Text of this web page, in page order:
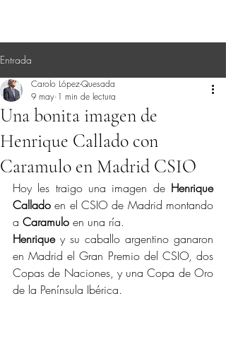
Entrada
Una bonita imagen de
Henrique Callado con
Caramulo en Madrid CSIO
Carolo López-Quesada
9 may 1 min de lectura
Hoy les traigo una imagen de Henrique
Callado en el CSIO de Madrid montando
a Caramulo en una ría.
Henrique y su caballo argentino ganaron
en Madrid el Gran Premio del CSIO, dos
Copas de Naciones, y una Copa de Oro
de la Península Ibérica.